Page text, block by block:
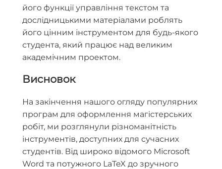
його функції управління текстом та
дослідницькими матеріалами роблять
його цінним інструментом для будь-якого
студента, який працює над великим
академічним проектом.
Висновок
На закінчення нашого огляду популярних
програм для оформлення магістерських
робіт, ми розглянули різноманітність
інструментів, доступних для сучасних
студентів. Від широко відомого Microsoft
Word та потужного LaTeX до зручного